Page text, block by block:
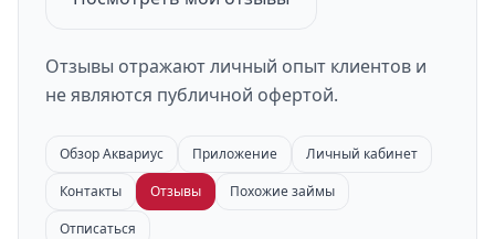
Отзывы отражают личный опыт клиентов и
не являются публичной офертой.
Обзор Аквариус Приложение
Личный кабинет
Контакты
Отзывы
Похожие займы
Отписаться